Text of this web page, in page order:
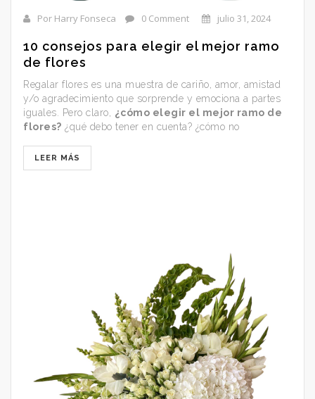
Por Harry Fonseca 0 Comment julio 31, 2024
10 consejos para elegir el mejor ramo
de flores
Regalar flores es una muestra de cariño, amor, amistad
y/o agradecimiento que sorprende y emociona a partes
iguales. Pero claro, ¿cómo elegir el mejor ramo de
flores? ¿qué debo tener en cuenta? ¿cómo no
consejos!
No importa cuál sea el motivo. Ni tan siquiera tiene
LEER MÁS